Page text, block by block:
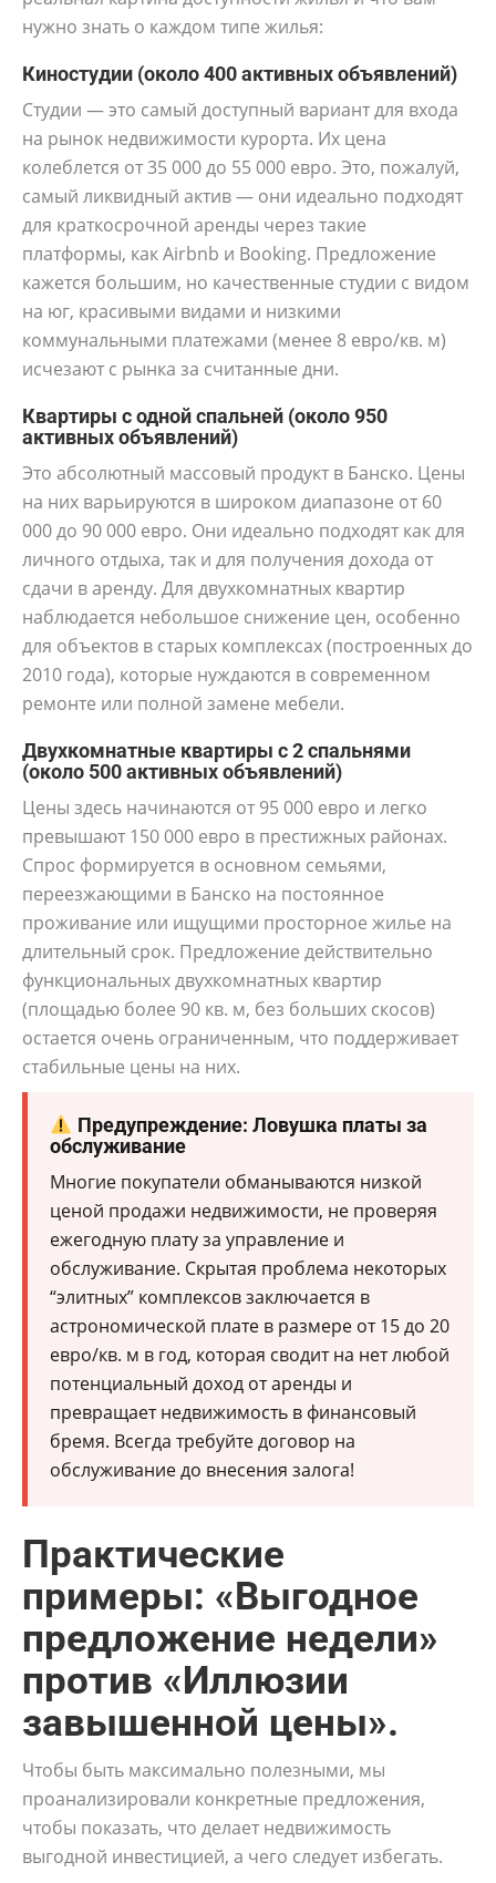
нужно знать о каждом типе жилья:
Киностудии (около 400 активных объявлений)
Студии — это самый доступный вариант для входа
на рынок недвижимости курорта. Их цена
колеблется от 35 000 до 55 000 евро. Это, пожалуй,
самый ликвидный актив — они идеально подходят
для краткосрочной аренды через такие
платформы, как Airbnb и Booking. Предложение
кажется большим, но качественные студии с видом
на юг, красивыми видами и низкими
коммунальными платежами (менее 8 евро/кв. м)
исчезают с рынка за считанные дни.
Квартиры с одной спальней (около 950
активных объявлений)
Это абсолютный массовый продукт в Банско. Цены
на них варьируются в широком диапазоне от 60
000 до 90 000 евро. Они идеально подходят как для
личного отдыха, так и для получения дохода от
сдачи в аренду. Для двухкомнатных квартир
наблюдается небольшое снижение цен, особенно
для объектов в старых комплексах (построенных до
2010 года), которые нуждаются в современном
ремонте или полной замене мебели.
Двухкомнатные квартиры с 2 спальнями
(около 500 активных объявлений)
Цены здесь начинаются от 95 000 евро и легко
превышают 150 000 евро в престижных районах.
Спрос формируется в основном семьями,
переезжающими в Банско на постоянное
проживание или ищущими просторное жилье на
длительный срок. Предложение действительно
функциональных двухкомнатных квартир
(площадью более 90 кв. м, без больших скосов)
остается очень ограниченным, что поддерживает
стабильные цены на них.
Предупреждение: Ловушка платы за
обслуживание
Многие покупатели обманываются низкой
ценой продажи недвижимости, не проверяя
ежегодную плату за управление и
обслуживание. Скрытая проблема некоторых
“элитных” комплексов заключается в
астрономической плате в размере от 15 до 20
евро/кв. м в год, которая сводит на нет любой
потенциальный доход от аренды и
превращает недвижимость в финансовый
бремя. Всегда требуйте договор на
обслуживание до внесения залога!
Практические
примеры: «Выгодное
предложение недели»
против «Иллюзии
завышенной цены».
Чтобы быть максимально полезными, мы
проанализировали конкретные предложения,
чтобы показать, что делает недвижимость
выгодной инвестицией, а чего следует избегать.